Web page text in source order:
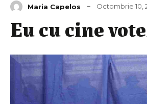
Maria Capelos Octombrie 10,
Eu cu cine